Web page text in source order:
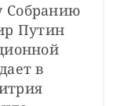
Собранию
Путин
в